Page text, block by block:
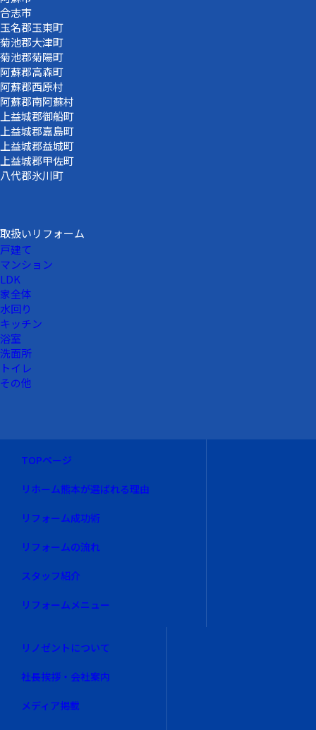
合志市
玉名郡玉東町
菊池郡大津町
菊池郡菊陽町
阿蘇郡高森町
阿蘇郡西原村
阿蘇郡南阿蘇村
上益城郡御船町
上益城郡嘉島町
上益城郡益城町
上益城郡甲佐町
八代郡氷川町
取扱いリフォーム
戸建て
マンション
LDK
家全体
水回り
キッチン
浴室
洗面所
トイレ
その他
TOPページ
リホーム熊本が選ばれる理由
リフォーム成功術
リフォームの流れ
スタッフ紹介
リフォームメニュー
リノゼントについて
社長挨拶・会社案内
メディア掲載